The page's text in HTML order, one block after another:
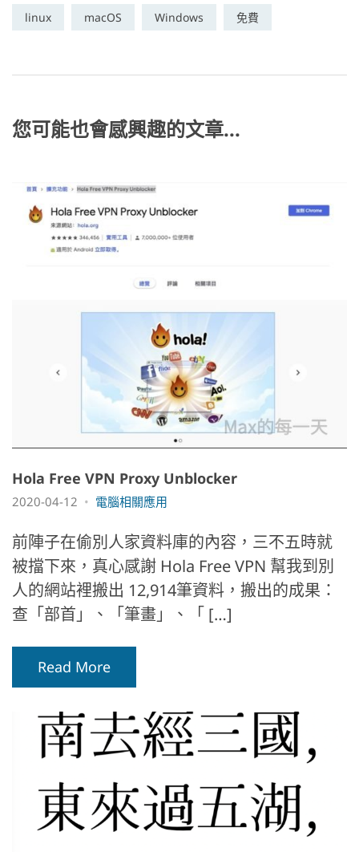
e
o
k
e
g
er W
b
y
n
linux macOS Windows 免費
您可能也會感興趣的文章...
Hola Free VPN Proxy Unblocker
2020-04-12 電腦相關應用
前陣子在偷別人家資料庫的內容，三不五時就
被擋下來，真心感謝 Hola Free VPN 幫我到別
人的網站裡搬出 12,914筆資料，搬出的成果：
查「部首」、「筆畫」、「 […]
Read More